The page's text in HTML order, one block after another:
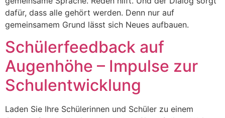
dafür, dass alle gehört werden. Denn nur auf
gemeinsamem Grund lässt sich Neues aufbauen.
Schülerfeedback auf
Augenhöhe – Impulse zur
Schulentwicklung
Laden Sie Ihre Schülerinnen und Schüler zu einem